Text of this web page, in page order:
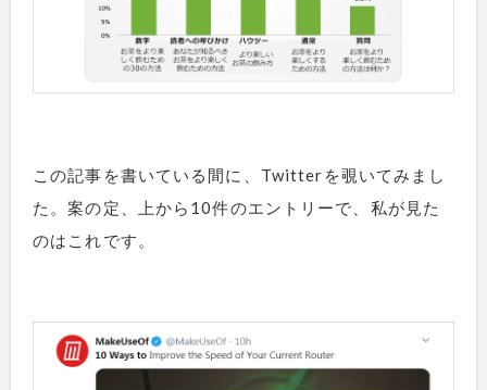
この記事を書いている間に、Twitterを覗いてみまし
た。案の定、上から10件のエントリーで、私が見た
のはこれです。